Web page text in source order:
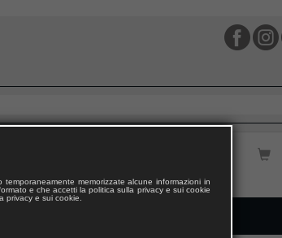
memorizzate alcune informazioni in
e che accetti la politica sulla privacy e sui cookie
privacy e sui cookie.